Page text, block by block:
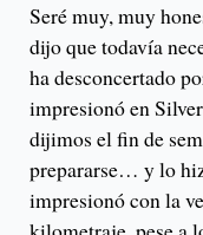
Seré muy, muy
dijo que todavía
ha desconcertado
impresionó en
dijimos el fin de
prepararse… y lo
impresionó con la